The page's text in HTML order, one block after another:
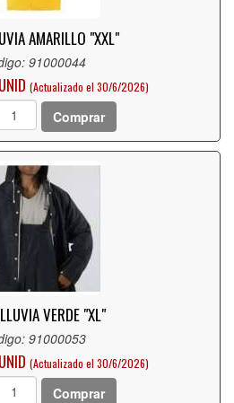
AMARILLO "XXL"
91000044
(Actualizado el 30/6/2026)
Comprar
VERDE "XL"
91000053
(Actualizado el 30/6/2026)
Comprar